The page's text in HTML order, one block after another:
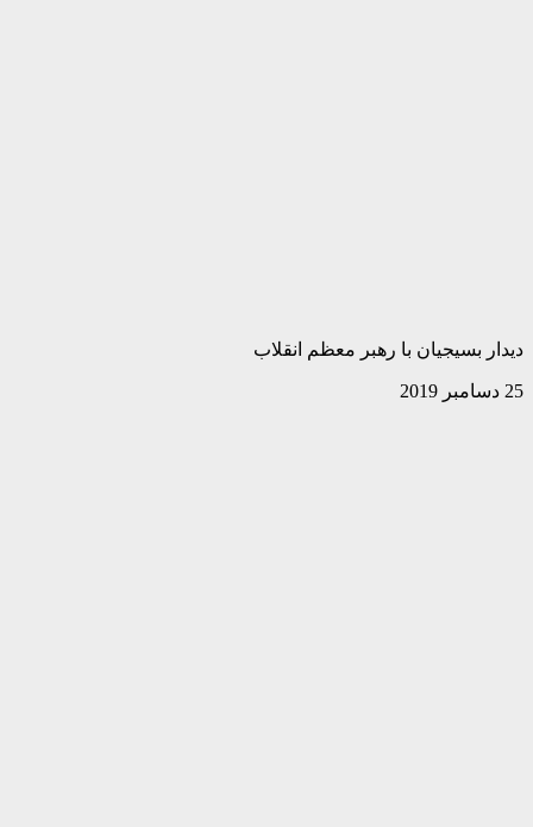
دیدار بسیجیان با رهبر معظم انقلاب
25 دسامبر 2019